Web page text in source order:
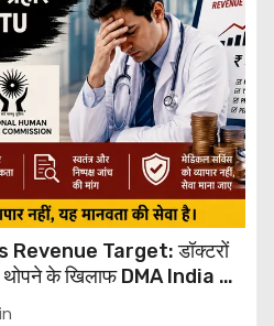
Target: डॉक्टरों
के खिलाफ DMA India का
जांच की मांग